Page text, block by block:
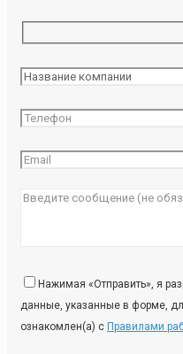
Нажимая «Отправить», я
данные, указанные в форме,
ознакомлен(а) с Правилами